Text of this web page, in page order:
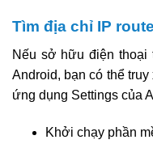
Tìm địa chỉ IP
Nếu sở hữu điện thoại
Android, bạn có thể
ứng dụng Settings của
Khởi chạy phần